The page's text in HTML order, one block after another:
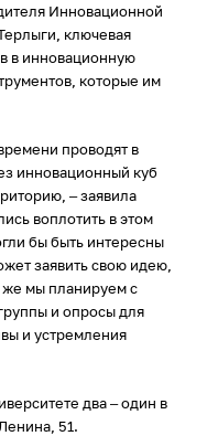
Инновационной
ключевая
в инновационную
которые им
проводят в
инновационный куб
– заявила
воплотить в этом
бы быть интересны
заявить свою идею,
мы планируем с
и опросы для
и устремления
два – один в
51.